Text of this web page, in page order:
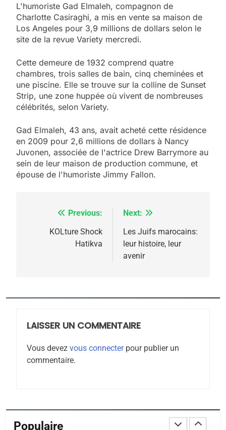
L'humoriste Gad Elmaleh, compagnon de
Charlotte Casiraghi, a mis en vente sa maison de
Los Angeles pour 3,9 millions de dollars selon le
site de la revue Variety mercredi.
Cette demeure de 1932 comprend quatre
chambres, trois salles de bain, cinq cheminées et
une piscine. Elle se trouve sur la colline de Sunset
Strip, une zone huppée où vivent de nombreuses
célébrités, selon Variety.
Gad Elmaleh, 43 ans, avait acheté cette résidence
en 2009 pour 2,6 millions de dollars à Nancy
Juvonen, associée de l'actrice Drew Barrymore au
sein de leur maison de production commune, et
épouse de l'humoriste Jimmy Fallon.
NavigationPrevious:
KOLture Shock
Hatikva
Next:
Les Juifs marocains:
leur histoire, leur
avenir
LAISSER UN COMMENTAIRE
Vous devez vous connecterpour publier un
commentaire.
Populaire
2025, l’année la plus
meurtrière selon le
rapport d’ADL contre
l’antisémitisme
FRANCE ISRAÉL
POURQUOI JE REVENDIQUE
MA JUDAÏTE par Thérèse
Zrihen-Dvir
ISRAÉL JUDAISME
JUDAISME
8
Tafraout, le miel de Tadla